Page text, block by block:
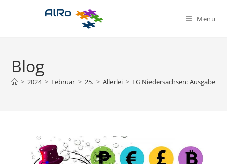
Menü
Blog
> 2024 > Februar > 25. > Allerlei > FG Niedersachsen: Ausgaben